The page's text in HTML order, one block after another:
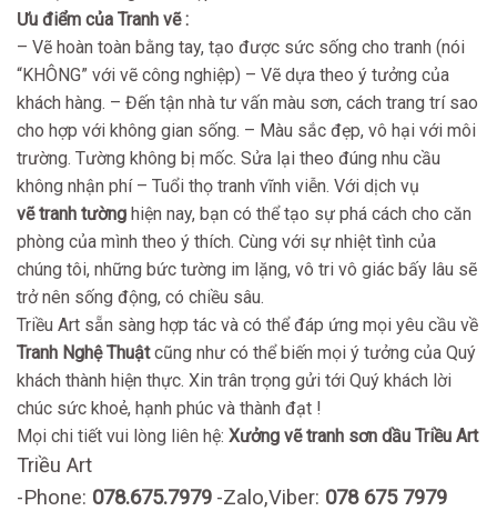
Ưu điểm của Tranh vẽ :
– Vẽ hoàn toàn bằng tay, tạo được sức sống cho tranh (nói
“KHÔNG” với vẽ công nghiệp) – Vẽ dựa theo ý tưởng của
khách hàng. – Đến tận nhà tư vấn màu sơn, cách trang trí sao
cho hợp với không gian sống. – Màu sắc đẹp, vô hại với môi
trường. Tường không bị mốc. Sửa lại theo đúng nhu cầu
không nhận phí – Tuổi thọ tranh vĩnh viễn. Với dịch vụ
vẽ tranh tường hiện nay, bạn có thể tạo sự phá cách cho căn
phòng của mình theo ý thích. Cùng với sự nhiệt tình của
chúng tôi, những bức tường im lặng, vô tri vô giác bấy lâu sẽ
trở nên sống động, có chiều sâu.
Triều Art sẵn sàng hợp tác và có thể đáp ứng mọi yêu cầu về
Tranh Nghệ Thuậtcũng như có thể biến mọi ý tưởng của Quý
khách thành hiện thực. Xin trân trọng gửi tới Quý khách lời
chúc sức khoẻ, hạnh phúc và thành đạt !
Mọi chi tiết vui lòng liên hệ: Xưởng vẽ tranh sơn dầu Triều Art
Triều Art
-Phone: 078.675.7979 -Zalo,Viber: 078 675 7979